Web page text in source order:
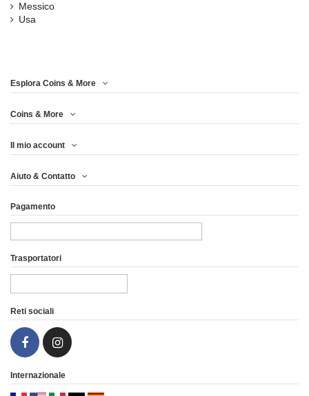
Categorie
Anno
Metallo
Stampa (pcs)
Finitura
Paese
Messico
Usa
Esplora Coins & More
Coins & More
Il mio account
Aiuto & Contatto
Pagamento
Trasportatori
Reti sociali
Internazionale